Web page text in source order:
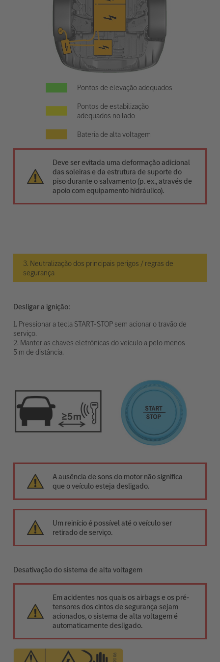
Pontos de elevação adequados
Pontos de estabilização
adequados no lado
Bateria de alta voltagem
Deve ser evitada uma deformação adicional
das soleiras e da estrutura de suporte do
piso durante o salvamento (p. ex., através de
apoio com equipamento hidráulico).
3. Neutralização dos principais perigos / regras de
segurança
Desligar a ignição:
1. Pressionar a tecla START-STOP sem acionar o travão de
serviço.
2. Manter as chaves eletrónicas do veículo a pelo menos
5 m de distância.
A ausência de sons do motor não significa
que o veículo esteja desligado.
Um reinício é possível até o veículo ser
retirado de serviço.
Desativação do sistema de alta voltagem
Em acidentes nos quais os airbags e os pré-
tensores dos cintos de segurança sejam
acionados, o sistema de alta voltagem é
automaticamente desligado.